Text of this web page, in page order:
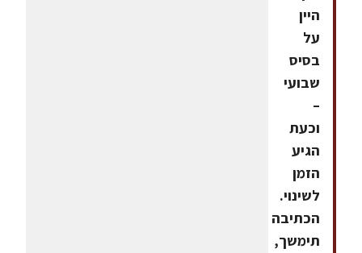
היין
על
בסיס
שבועי
–
וכעת
הגיע
הזמן
לשינוי.
הכתיבה
תימשך,